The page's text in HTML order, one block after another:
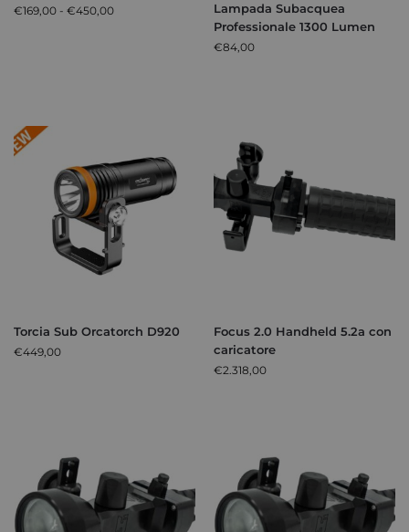
€169,00 - €450,00
Lampada Subacquea
Professionale 1300 Lumen
€84,00
Torcia Sub Orcatorch D920
€449,00
Focus 2.0 Handheld 5.2a con
caricatore
€2.318,00